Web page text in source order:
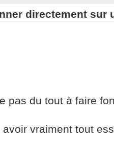
directement sur
pas du tout à faire
avoir vraiment tout